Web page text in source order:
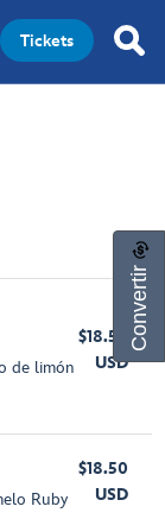
Tickets
de limón
$18.50
USD
Ruby
$18.50
USD
Convertir